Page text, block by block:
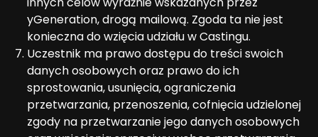
yGeneration, drogą mailową. Zgoda ta nie jest
konieczna do wzięcia udziału w Castingu.
Uczestnik ma prawo dostępu do treści swoich
danych osobowych oraz prawo do ich
sprostowania, usunięcia, ograniczenia
przetwarzania, przenoszenia, cofnięcia udzielonej
zgody na przetwarzanie jego danych osobowych